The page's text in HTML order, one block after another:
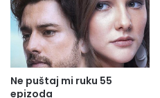
Ne puštaj mi ruku 55
epizoda